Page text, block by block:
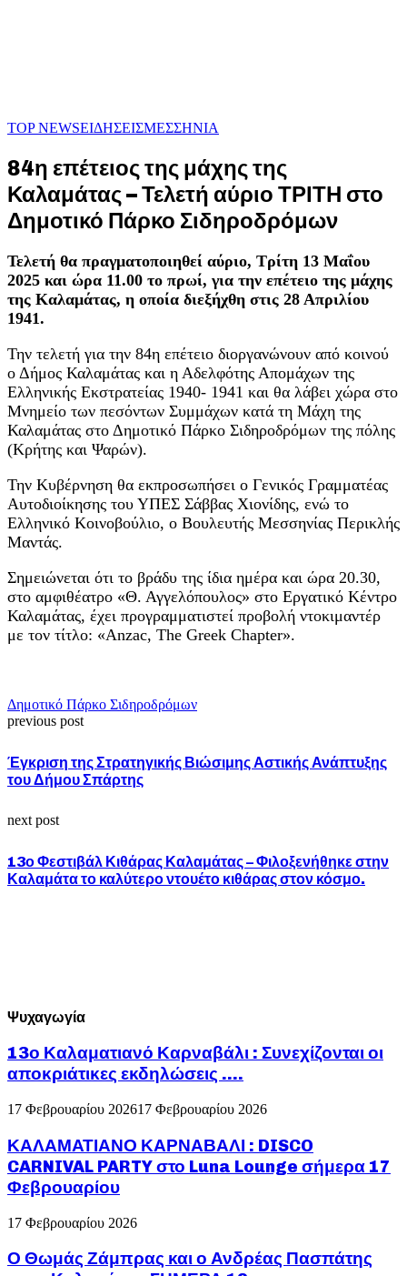
TOP NEWSΕΙΔΗΣΕΙΣΜΕΣΣΗΝΙΑ
84η επέτειος της μάχης της
Καλαμάτας – Τελετή αύριο ΤΡΙΤΗ στο
Δημοτικό Πάρκο Σιδηροδρόμων
Τελετή θα πραγματοποιηθεί αύριο, Τρίτη 13 Μαΐου
2025 και ώρα 11.00 το πρωί, για την επέτειο της μάχης
της Καλαμάτας, η οποία διεξήχθη στις 28 Απριλίου
1941.
Την τελετή για την 84η επέτειο διοργανώνουν από κοινού
ο Δήμος Καλαμάτας και η Αδελφότης Απομάχων της
Ελληνικής Εκστρατείας 1940- 1941 και θα λάβει χώρα στο
Μνημείο των πεσόντων Συμμάχων κατά τη Μάχη της
Καλαμάτας στο Δημοτικό Πάρκο Σιδηροδρόμων της πόλης
(Κρήτης και Ψαρών).
Την Κυβέρνηση θα εκπροσωπήσει ο Γενικός Γραμματέας
Αυτοδιοίκησης του ΥΠΕΣ Σάββας Χιονίδης, ενώ το
Ελληνικό Κοινοβούλιο, ο Βουλευτής Μεσσηνίας Περικλής
Μαντάς.
Σημειώνεται ότι το βράδυ της ίδια ημέρα και ώρα 20.30,
στο αμφιθέατρο «Θ. Αγγελόπουλος» στο Εργατικό Κέντρο
Καλαμάτας, έχει προγραμματιστεί προβολή ντοκιμαντέρ
με τον τίτλο: «Anzac, The Greek Chapter».
Δημοτικό Πάρκο Σιδηροδρόμων
previous post
Έγκριση της Στρατηγικής Βιώσιμης Αστικής Ανάπτυξης
του Δήμου Σπάρτης
next post
13ο Φεστιβάλ Κιθάρας Καλαμάτας – Φιλοξενήθηκε στην
Καλαμάτα το καλύτερο ντουέτο κιθάρας στον κόσμο.
Ψυχαγωγία
13ο Καλαματιανό Καρναβάλι : Συνεχίζονται οι
αποκριάτικες εκδηλώσεις ….
17 Φεβρουαρίου 202617 Φεβρουαρίου 2026
ΚΑΛΑΜΑΤΙΑΝΟ ΚΑΡΝΑΒΑΛΙ : DISCO
CARNIVAL PARTY στο Luna Lounge σήμερα 17
Φεβρουαρίου
17 Φεβρουαρίου 2026
Ο Θωμάς Ζάμπρας και ο Ανδρέας Πασπάτης